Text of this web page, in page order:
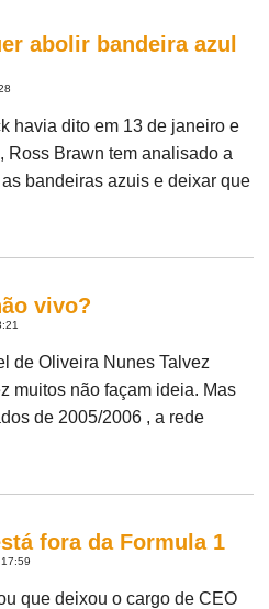
abolir bandeira azul
havia dito em 13 de janeiro e
Ross Brawn tem analisado a
bandeiras azuis e deixar que
vivo?
de Oliveira Nunes Talvez
muitos não façam ideia. Mas
de 2005/2006 , a rede
fora da Formula 1
que deixou o cargo de CEO